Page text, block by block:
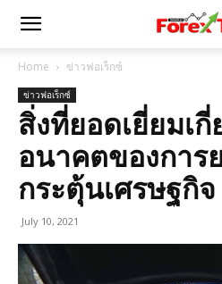
Home ข่าวฟอเร็กซ์
ข่าวฟอเร็กซ์
สิ่งที่ยอดเยี่ยมเ
อนาคตของการ
กระตุ้นเศรษฐกิจ
July 10, 2021